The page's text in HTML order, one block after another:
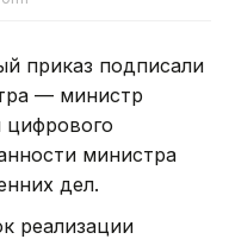
приказ подписали
— министр
цифрового
министра
дел.
реализации